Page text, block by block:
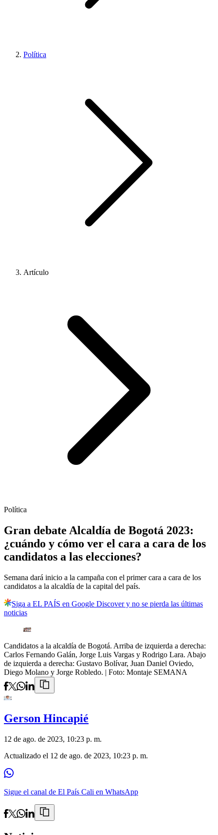
Política
Artículo
Política
Gran debate Alcaldía de Bogotá 2023:
¿cuándo y cómo ver el cara a cara de los
candidatos a las elecciones?
Semana dará inicio a la campaña con el primer cara a cara de los
candidatos a la alcaldía de la capital del país.
Siga a EL PAÍS en Google Discover y no se pierda las últimas
noticias
Candidatos a la alcaldía de Bogotá. Arriba de izquierda a derecha:
Carlos Fernando Galán, Jorge Luis Vargas y Rodrigo Lara. Abajo
de izquierda a derecha: Gustavo Bolívar, Juan Daniel Oviedo,
Diego Molano y Jorge Robledo. | Foto: Montaje SEMANA
Gerson Hincapié
12 de ago. de 2023, 10:23 p. m.
Actualizado el 12 de ago. de 2023, 10:23 p. m.
Sigue el canal de El País Cali en WhatsApp